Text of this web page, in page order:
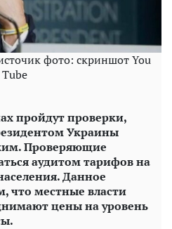
фото: скриншот You
Tube
пройдут проверки,
Украины
Проверяющие
аудитом тарифов на
Данное
что местные власти
цены на уровень